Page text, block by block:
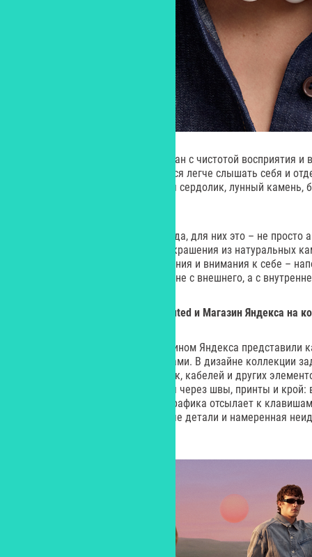
Горный хрусталь, напротив, связан с чистотой восприятия
состоянием, в котором становится легче слышать себя и
украшениях также используются сердолик, лунный камень,
По словам представителей бренда, для них это – не просто
философии летней коллекции: украшения из натуральных
повседневного ритуала замедления и внимания к себе –
подлинный комфорт начинается не с внешнего, а с
Ретротехнологии вдохновили Muted и Магазин Яндекса на
Бренд Muted совместно с Магазином Яндекса представили
вдохновленную ретроустройствами. В дизайне коллекции
детали старых клавиатур, мышек, кабелей и других
одежде эти образы проявляются через швы, принты и крой:
напоминают изгибы проводов, графика отсылает к
А легкая асимметрия, смещенные детали и намеренная